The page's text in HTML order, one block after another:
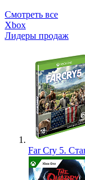
Смотреть все
Xbox
Лидеры продаж
Far Cry 5.